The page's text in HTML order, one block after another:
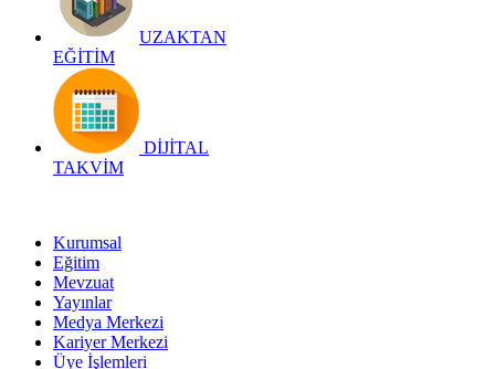
UZAKTAN
EĞİTİM
DİJİTAL
TAKVİM
Kurumsal
Eğitim
Mevzuat
Yayınlar
Medya Merkezi
Kariyer Merkezi
Üye İşlemleri